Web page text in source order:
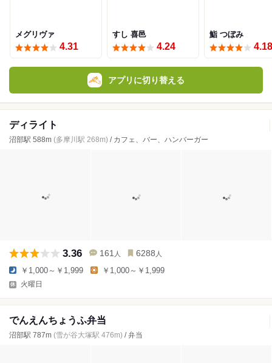
メグリヴァ
4.31
すし 喜邑
4.24
鮨 つぼみ
4.18
アプリに切り替える
ディライト
沼部駅 588m (多摩川駅 268m) / カフェ、バー、ハンバーガー
3.36 161 人 6288 人
￥1,000～￥1,999 ￥1,000～￥1,999
火曜日
でんえんちょうふ弁当
沼部駅 787m (雪が谷大塚駅 476m) / 弁当